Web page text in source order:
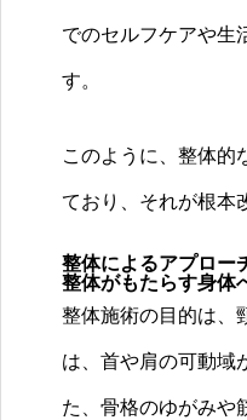
でのセルフケアや生
す。
このように、整体的
ており、それが根本
整体によるアプロー
整体がもたらす身体
整体施術の目的は、
は、首や肩の可動域
た、骨格のゆがみや